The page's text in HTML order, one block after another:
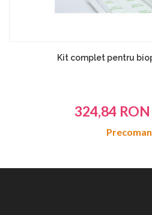
Kit complet pentru
324,84 RON